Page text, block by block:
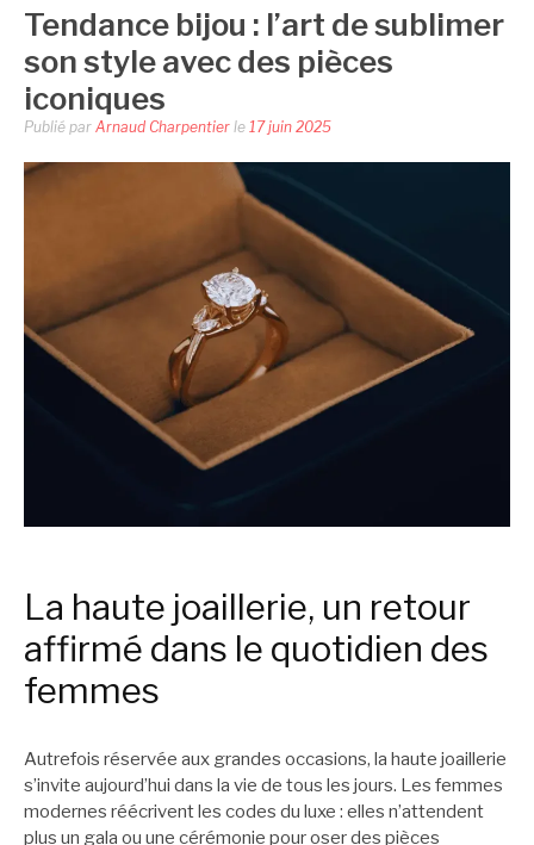
Tendance bijou : l’art de sublimer
son style avec des pièces
iconiques
Publié par Arnaud Charpentier le 17 juin 2025
La haute joaillerie, un retour
affirmé dans le quotidien des
femmes
Autrefois réservée aux grandes occasions, la haute joaillerie
s’invite aujourd’hui dans la vie de tous les jours. Les femmes
modernes réécrivent les codes du luxe : elles n’attendent
plus un gala ou une cérémonie pour oser des pièces